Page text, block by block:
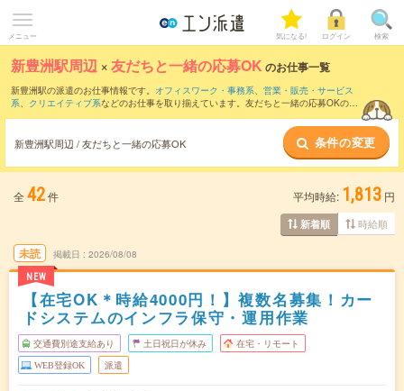
メニュー 気になる! ログイン 検索
新豊洲駅周辺 ×友だちと一緒の応募OK のお仕事一覧
新豊洲駅の派遣のお仕事情報です。 オフィスワーク・事務系、 営業・販売・サービス
系、 クリエイティブ系などのお仕事を取り揃えています。友だちと一緒の応募OKの条
新豊洲駅周辺 / 友だちと一緒の応募OK 条件の変更
全 42件 平均時給: 1,813 円
新着順 時給順
未読
NEW
掲載日 2026/08/08
【在宅OK＊時給4000円！】複数名募集！カー
ドシステムのインフラ保守・運用作業
交通費別途支給あり 土日祝日が休み 在宅・リモート
WEB登録OK 派遣